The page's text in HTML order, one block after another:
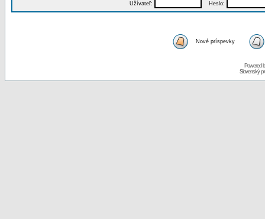
Užívateľ: Heslo:
Nové príspevky
Powered
Slovenský